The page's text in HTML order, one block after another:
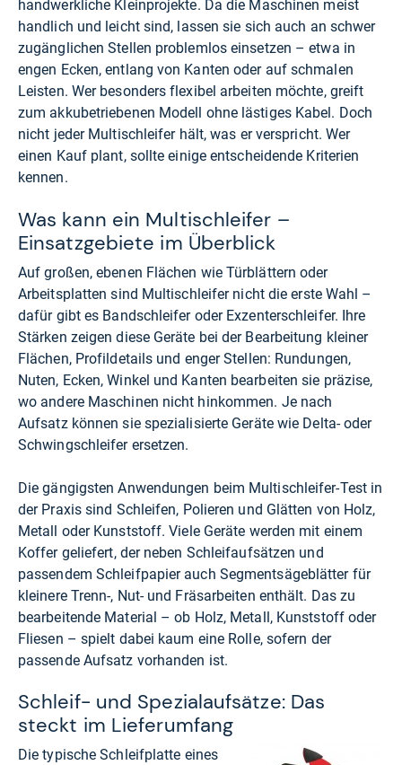
handwerkliche Kleinprojekte. Da die Maschinen meist
handlich und leicht sind, lassen sie sich auch an schwer
zugänglichen Stellen problemlos einsetzen – etwa in
engen Ecken, entlang von Kanten oder auf schmalen
Leisten. Wer besonders flexibel arbeiten möchte, greift
zum akkubetriebenen Modell ohne lästiges Kabel. Doch
nicht jeder Multischleifer hält, was er verspricht. Wer
einen Kauf plant, sollte einige entscheidende Kriterien
kennen.
Was kann ein Multischleifer –
Einsatzgebiete im Überblick
Auf großen, ebenen Flächen wie Türblättern oder
Arbeitsplatten sind Multischleifer nicht die erste Wahl –
dafür gibt es Bandschleifer oder Exzenterschleifer. Ihre
Stärken zeigen diese Geräte bei der Bearbeitung kleiner
Flächen, Profildetails und enger Stellen: Rundungen,
Nuten, Ecken, Winkel und Kanten bearbeiten sie präzise,
wo andere Maschinen nicht hinkommen. Je nach
Aufsatz können sie spezialisierte Geräte wie Delta- oder
Schwingschleifer ersetzen.
Die gängigsten Anwendungen beim Multischleifer-Test in
der Praxis sind Schleifen, Polieren und Glätten von Holz,
Metall oder Kunststoff. Viele Geräte werden mit einem
Koffer geliefert, der neben Schleifaufsätzen und
passendem Schleifpapier auch Segmentsägeblätter für
kleinere Trenn-, Nut- und Fräsarbeiten enthält. Das zu
bearbeitende Material – ob Holz, Metall, Kunststoff oder
Fliesen – spielt dabei kaum eine Rolle, sofern der
passende Aufsatz vorhanden ist.
Schleif- und Spezialaufsätze: Das
steckt im Lieferumfang
Die typische Schleifplatte eines